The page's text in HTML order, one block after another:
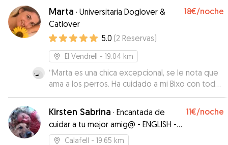
llamado la atención positivamente que cada día
lo haya sacado a pasear aunque en la casa ya
dispone de mucho espacio. Esto demuestra lo
buena profesional que és. Espero que en el
futuro, cuando se presente la ocasión, podamos
seguir contando con sus servicios. Dan estará
encantado.”
Marta · Universitaria Doglover &
Catlover
18€/noche
5.0 (2 Reservas)
El Vendrell - 19.04 km
“Marta es una chica excepcional, se le nota que
ama a los perros. Ha cuidado a mi Bixo con todo
el cariño, nos ha mantenido informados de como
estaba en cada momento. La recomiendo
muchísimo. REPETIREMOS SEGURO
Kirsten Sabrina · Encantada de
cuidar a tu mejor amig@ - ENGLISH -
DEUTSCH
11€/noche
Calafell - 19.65 km